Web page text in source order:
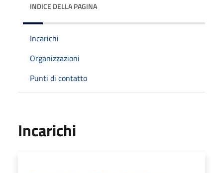
INDICE DELLA PAGINA
Incarichi
Organizzazioni
Punti di contatto
Incarichi